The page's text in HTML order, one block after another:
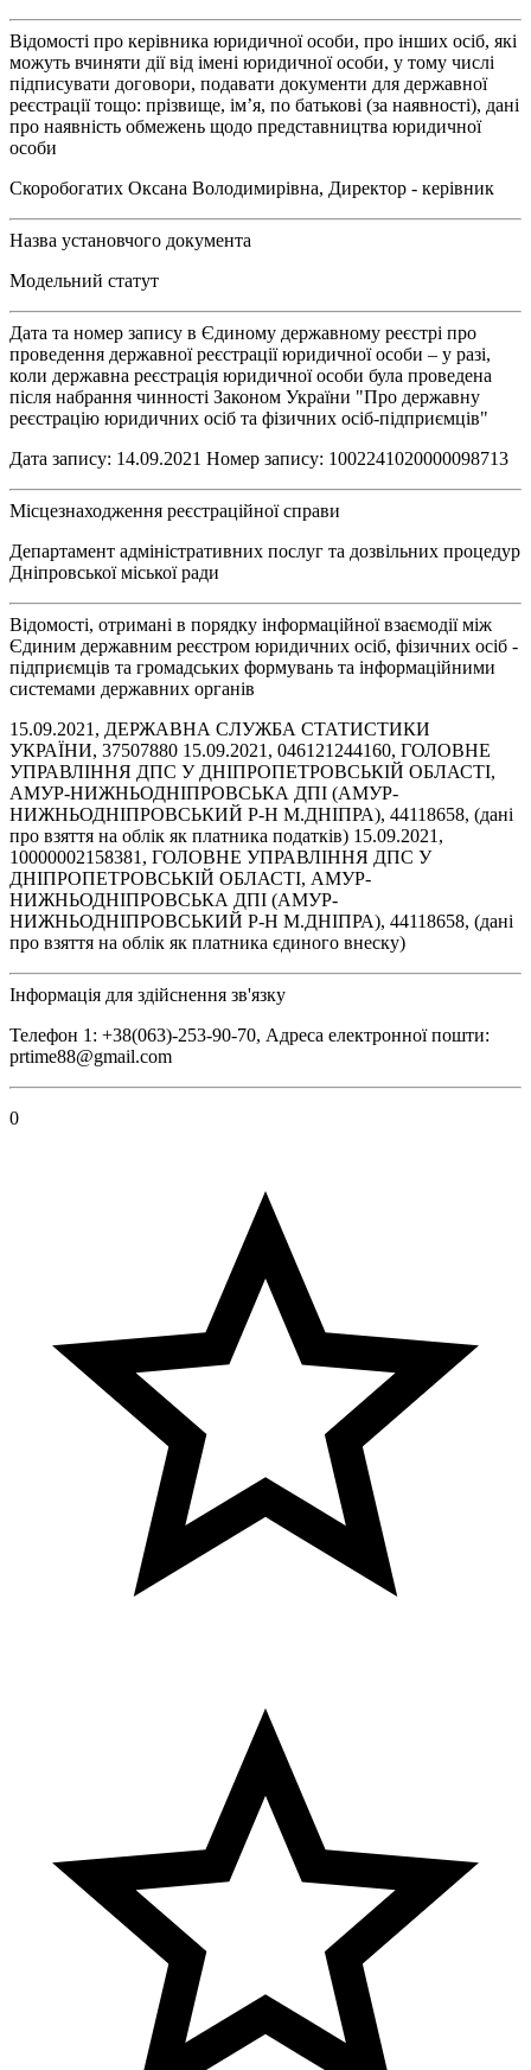
Відомості про керівника юридичної особи, про інших осіб, які
можуть вчиняти дії від імені юридичної особи, у тому числі
підписувати договори, подавати документи для державної
реєстрації тощо: прізвище, ім’я, по батькові (за наявності), дані
про наявність обмежень щодо представництва юридичної
особи
Скоробогатих Оксана Володимирівна, Директор - керівник
Назва установчого документа
Модельний статут
Дата та номер запису в Єдиному державному реєстрі про
проведення державної реєстрації юридичної особи – у разі,
коли державна реєстрація юридичної особи була проведена
після набрання чинності Законом України "Про державну
реєстрацію юридичних осіб та фізичних осіб-підприємців"
Дата запису: 14.09.2021 Номер запису: 1002241020000098713
Місцезнаходження реєстраційної справи
Департамент адміністративних послуг та дозвільних процедур
Дніпровської міської ради
Відомості, отримані в порядку інформаційної взаємодії між
Єдиним державним реєстром юридичних осіб, фізичних осіб -
підприємців та громадських формувань та інформаційними
системами державних органів
15.09.2021, ДЕРЖАВНА СЛУЖБА СТАТИСТИКИ
УКРАЇНИ, 37507880 15.09.2021, 046121244160, ГОЛОВНЕ
УПРАВЛІННЯ ДПС У ДНІПРОПЕТРОВСЬКІЙ ОБЛАСТІ,
АМУР-НИЖНЬОДНІПРОВСЬКА ДПІ (АМУР-
НИЖНЬОДНІПРОВСЬКИЙ Р-Н М.ДНІПРА), 44118658, (дані
про взяття на облік як платника податків) 15.09.2021,
10000002158381, ГОЛОВНЕ УПРАВЛІННЯ ДПС У
ДНІПРОПЕТРОВСЬКІЙ ОБЛАСТІ, АМУР-
НИЖНЬОДНІПРОВСЬКА ДПІ (АМУР-
НИЖНЬОДНІПРОВСЬКИЙ Р-Н М.ДНІПРА), 44118658, (дані
про взяття на облік як платника єдиного внеску)
Інформація для здійснення зв'язку
Телефон 1: +38(063)-253-90-70, Адреса електронної пошти:
prtime88@gmail.com
0